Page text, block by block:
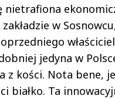
nietrafiona
w
jedyna w
z kości. Nota bene,
białko. Ta